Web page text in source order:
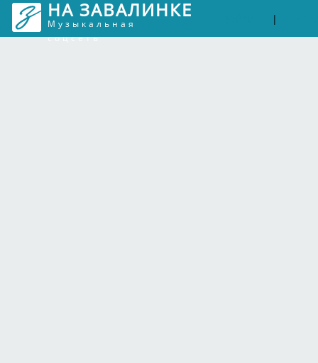
НА ЗАВАЛИНКЕ
Музыкальная
соцсеть
|